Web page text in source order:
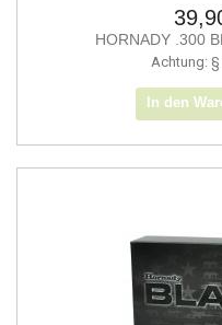
HORNADY .300
Achtung: §
In den